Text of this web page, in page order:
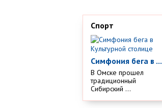
Спорт
Симфония бега в ...
В Омске прошел
традиционный
Сибирский ...